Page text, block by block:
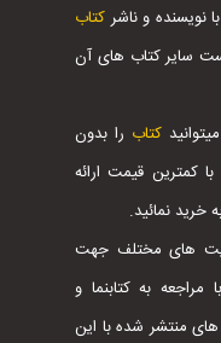
نویسنده و ناشر کتاب
سایر کتاب های آن
کتاب را بدون
کمترین قیمت ارائه
نمائید.
های مختلف جهت
به کتابنما و
منتشر شده با این